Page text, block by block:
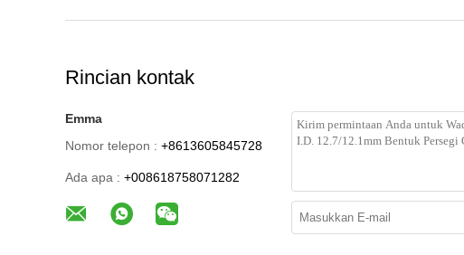
Rincian kontak
Emma
Nomor telepon : +8613605845728
Ada apa : +008618758071282